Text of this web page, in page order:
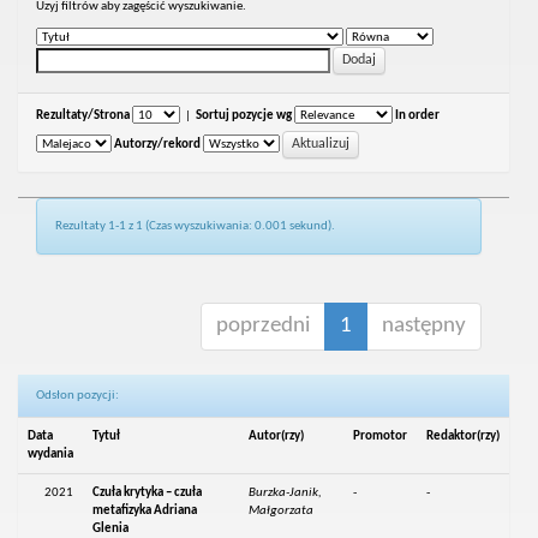
Uzyj filtrów aby zagęścić wyszukiwanie.
Rezultaty/Strona Sortuj pozycje wg In order
Autorzy/rekord
Rezultaty 1-1 z 1 (Czas wyszukiwania: 0.001 sekund).
poprzedni 1 następny
Odsłon pozycji:
Data
wydania
Tytuł Autor(rzy) Promotor Redaktor(rzy)
2021
Czuła krytyka – czuła
metafizyka Adriana
Glenia
Burzka-Janik,
Małgorzata
- -